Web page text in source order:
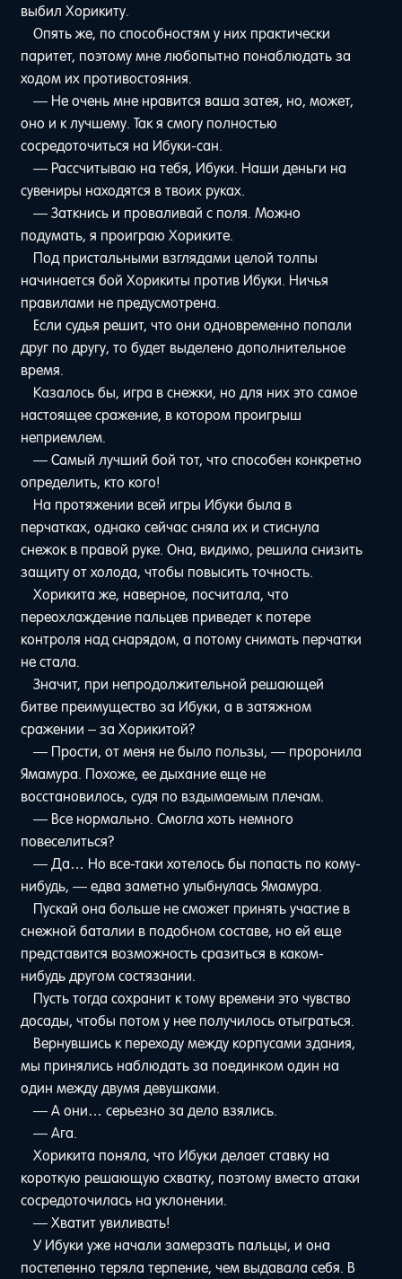
выбил Хорикиту.
Опять же, по способностям у них практически
паритет, поэтому мне любопытно понаблюдать за
ходом их противостояния.
— Не очень мне нравится ваша затея, но, может,
оно и к лучшему. Так я смогу полностью
сосредоточиться на Ибуки-сан.
— Рассчитываю на тебя, Ибуки. Наши деньги на
сувениры находятся в твоих руках.
— Заткнись и проваливай с поля. Можно
подумать, я проиграю Хориките.
Под пристальными взглядами целой толпы
начинается бой Хорикиты против Ибуки. Ничья
правилами не предусмотрена.
Если судья решит, что они одновременно попали
друг по другу, то будет выделено дополнительное
время.
Казалось бы, игра в снежки, но для них это самое
настоящее сражение, в котором проигрыш
неприемлем.
— Самый лучший бой тот, что способен конкретно
определить, кто кого!
На протяжении всей игры Ибуки была в
перчатках, однако сейчас сняла их и стиснула
снежок в правой руке. Она, видимо, решила снизить
защиту от холода, чтобы повысить точность.
Хорикита же, наверное, посчитала, что
переохлаждение пальцев приведет к потере
контроля над снарядом, а потому снимать перчатки
не стала.
Значит, при непродолжительной решающей
битве преимущество за Ибуки, а в затяжном
сражении – за Хорикитой?
— Прости, от меня не было пользы, — проронила
Ямамура. Похоже, ее дыхание еще не
восстановилось, судя по вздымаемым плечам.
— Все нормально. Смогла хоть немного
повеселиться?
— Да… Но все-таки хотелось бы попасть по кому-
нибудь, — едва заметно улыбнулась Ямамура.
Пускай она больше не сможет принять участие в
снежной баталии в подобном составе, но ей еще
представится возможность сразиться в каком-
нибудь другом состязании.
Пусть тогда сохранит к тому времени это чувство
досады, чтобы потом у нее получилось отыграться.
Вернувшись к переходу между корпусами здания,
мы принялись наблюдать за поединком один на
один между двумя девушками.
— А они… серьезно за дело взялись.
— Ага.
Хорикита поняла, что Ибуки делает ставку на
короткую решающую схватку, поэтому вместо атаки
сосредоточилась на уклонении.
— Хватит увиливать!
У Ибуки уже начали замерзать пальцы, и она
постепенно теряла терпение, чем выдавала себя. В